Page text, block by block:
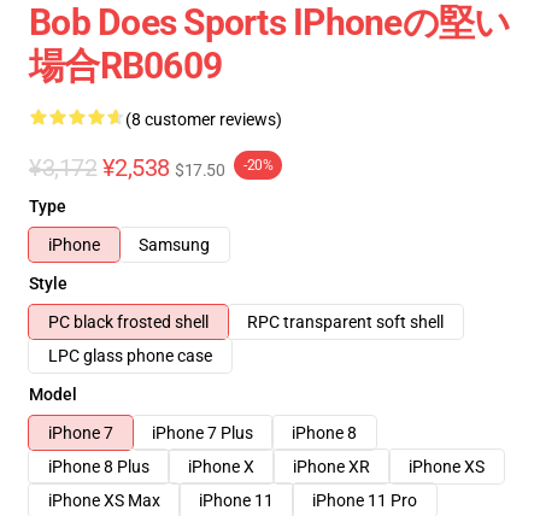
Bob Does Sports IPhoneの堅い
場合RB0609
(8 customer reviews)
¥3,172 ¥2,538 $17.50 -20%
Type
iPhone
Samsung
Style
PC black frosted shell
RPC transparent soft shell
LPC glass phone case
Model
iPhone 7
iPhone 7 Plus
iPhone 8
iPhone 8 Plus
iPhone X iPhone XR
iPhone XS
iPhone XS Max
iPhone 11
iPhone 11 Pro